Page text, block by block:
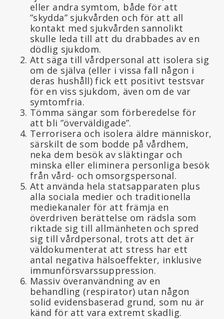
eller andra symtom, både för att
”skydda” sjukvården och för att all
kontakt med sjukvården sannolikt
skulle leda till att du drabbades av en
dödlig sjukdom.
Att säga till vårdpersonal att isolera sig
om de själva (eller i vissa fall någon i
deras hushåll) fick ett positivt testsvar
för en viss sjukdom, även om de var
symtomfria.
Tömma sängar som förberedelse för
att bli ”överväldigade”.
Terrorisera och isolera äldre människor,
särskilt de som bodde på vårdhem,
neka dem besök av släktingar och
minska eller eliminera personliga besök
från vård- och omsorgspersonal.
Att använda hela statsapparaten plus
alla sociala medier och traditionella
mediekanaler för att främja en
överdriven berättelse om rädsla som
riktade sig till allmänheten och spred
sig till vårdpersonal, trots att det är
väldokumenterat att stress har ett
antal negativa hälsoeffekter, inklusive
immunförsvarssuppression.
Massiv överanvändning av en
behandling (respirator) utan någon
solid evidensbaserad grund, som nu är
känd för att vara extremt skadlig.